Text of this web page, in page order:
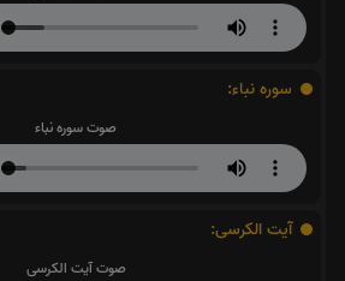
سوره نباء:
صوت سوره نباء
آیت الکرسی:
صوت آیت الکرسی